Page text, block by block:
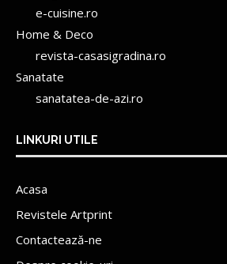
e-cuisine.ro
Home & Deco
revista-casasigradina.ro
Sanatate
sanatatea-de-azi.ro
LINKURI UTILE
Acasa
Revistele Artprint
Contactează-ne